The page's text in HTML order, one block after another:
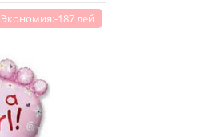
Экономия:-187 лей